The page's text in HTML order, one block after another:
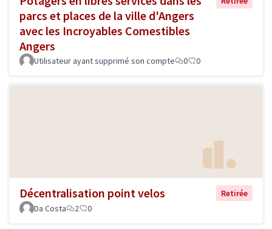
parcs et places de la ville d'Angers
avec les Incroyables Comestibles
Angers
Utilisateur ayant supprimé son compte 0 0
Décentralisation point velos
Retirée
Da Costa
2 0